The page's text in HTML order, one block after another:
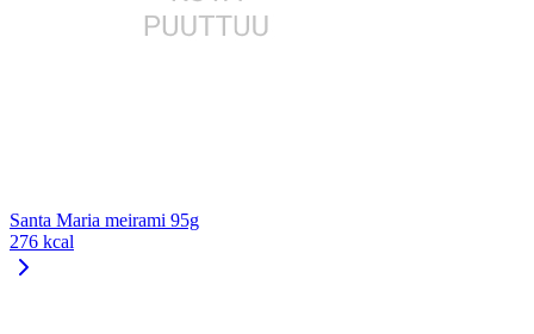
Santa Maria meirami 95g
276 kcal